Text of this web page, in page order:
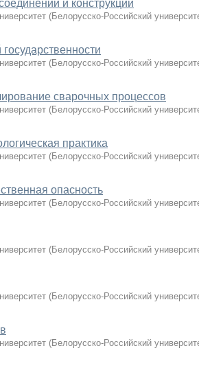
и конструкций
(Белорусско-Российский
(Белорусско-Российский
сварочных процессов
(Белорусско-Российский
практика
(Белорусско-Российский
опасность
(Белорусско-Российский
(Белорусско-Российский
(Белорусско-Российский
(Белорусско-Российский